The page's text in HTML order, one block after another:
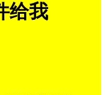
给我